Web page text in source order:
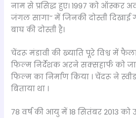
नाम से प्रसिद्ध हुए। 1997 को ऑस्कर
जंगल सागा‘‘ में जिनकी दोस्ती
बाघ की दोस्ती है।
चेंदरू मंडावी की ख्याति पूरे विश्व में
फिल्म निर्देशक अरने सक्सहार्फ को
फिल्म का निर्माण किया । चेंदरू ने
बिताया था ।
78 वर्ष की आयु में 18 सितंबर 2013